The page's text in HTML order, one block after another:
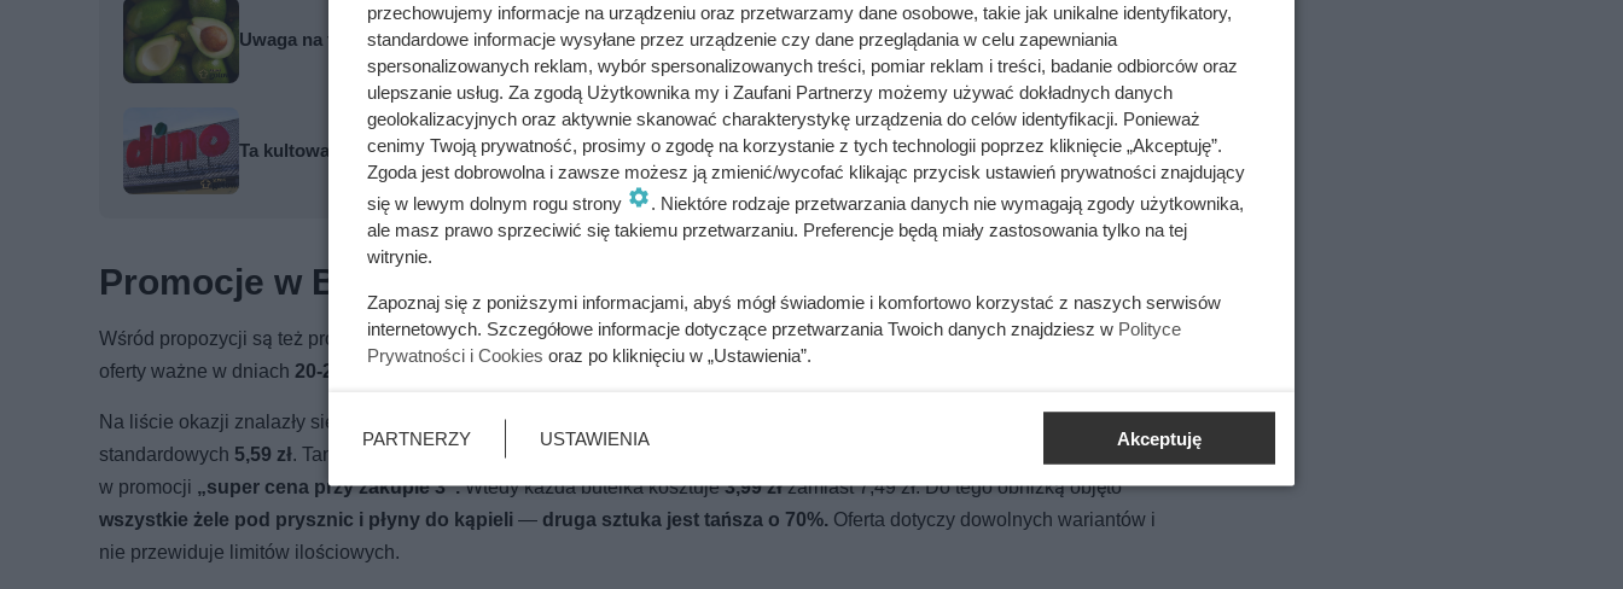
Uwaga na toksyczną persinę! Ten popularny owoc może być śmiertelnie groźny dla Twojego pupila
Ta kultowa kawa mocno potaniała. Klienci Dino biorą po dwa opakowania
Promocje w Biedronce bez karty 20-26.04
Wśród propozycji są też promocje dlawszystkich— bez potrzeby korzystania z karty Moja Biedronka. Sieć przygotowała
oferty ważne w dniach 20-26.04 , z których można korzystać bez przeszkód,
Na liście okazji znalazły się biszkopciki Bonitki (170 g)
standardowych 5,59 zł. Taniej kupisz też popularne napoje gazowane
w promocji „super cena przy zakupie 3”.Wtedy każda butelka kosztuje3,99 złzamiast 7,49 zł. Do tego obniżką objęto
wszystkie żele pod prysznic i płyny do kąpieli — druga sztuka jest tańsza o 70%. Oferta dotyczy dowolnych wariantów i
nie przewiduje limitów ilościowych.
przechowujemy informacje na urządzeniu oraz przetwarzamy dane osobowe, takie jak unikalne identyfikatory,
standardowe informacje wysyłane przez urządzenie czy dane przeglądania w celu zapewniania
spersonalizowanych reklam, wybór spersonalizowanych treści, pomiar reklam i treści, badanie odbiorców oraz
ulepszanie usług. Za zgodą Użytkownika my i Zaufani Partnerzy możemy używać dokładnych danych
geolokalizacyjnych oraz aktywnie skanować charakterystykę urządzenia do celów identyfikacji. Ponieważ
cenimy Twoją prywatność, prosimy o zgodę na korzystanie z tych technologii poprzez kliknięcie „Akceptuję”.
Zgoda jest dobrowolna i zawsze możesz ją zmienić/wycofać klikając przycisk ustawień prywatności znajdujący
się w lewym dolnym rogu strony
. Niektóre rodzaje przetwarzania danych nie wymagają zgody użytkownika,
ale masz prawo sprzeciwić się takiemu przetwarzaniu. Preferencje będą miały zastosowania tylko na tej
witrynie.
Zapoznaj się z poniższymi informacjami, abyś mógł świadomie i komfortowo korzystać z naszych serwisów
internetowych. Szczegółowe informacje dotyczące przetwarzania Twoich danych znajdziesz w Polityce
Prywatności i Cookies oraz po kliknięciu w „Ustawienia”.
PARTNERZY USTAWIENIA Akceptuję